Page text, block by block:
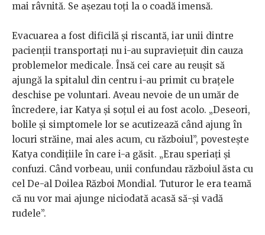
mai râvnită. Se așezau toți la o coadă imensă.
Evacuarea a fost dificilă și riscantă, iar unii dintre
pacienții transportați nu i-au supraviețuit din cauza
problemelor medicale. Însă cei care au reușit să
ajungă la spitalul din centru i-au primit cu brațele
deschise pe voluntari. Aveau nevoie de un umăr de
încredere, iar Katya și soțul ei au fost acolo. „Deseori,
bolile și simptomele lor se acutizează când ajung în
locuri străine, mai ales acum, cu războiul”, povestește
Katya condițiile în care i-a găsit. „Erau speriați și
confuzi. Când vorbeau, unii confundau războiul ăsta cu
cel De-al Doilea Război Mondial. Tuturor le era teamă
că nu vor mai ajunge niciodată acasă să-și vadă
rudele”.